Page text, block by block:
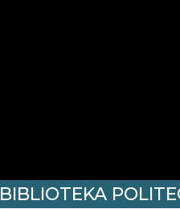
BIBLIOTEKA